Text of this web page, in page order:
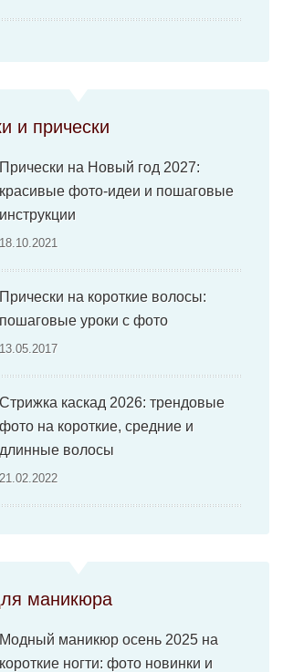
и прически
Прически на Новый год 2027:
красивые фото-идеи и пошаговые
инструкции
18.10.2021
Прически на короткие волосы:
пошаговые уроки с фото
13.05.2017
Стрижка каскад 2026: трендовые
фото на короткие, средние и
длинные волосы
21.02.2022
маникюра
Модный маникюр осень 2025 на
короткие ногти: фото новинки и